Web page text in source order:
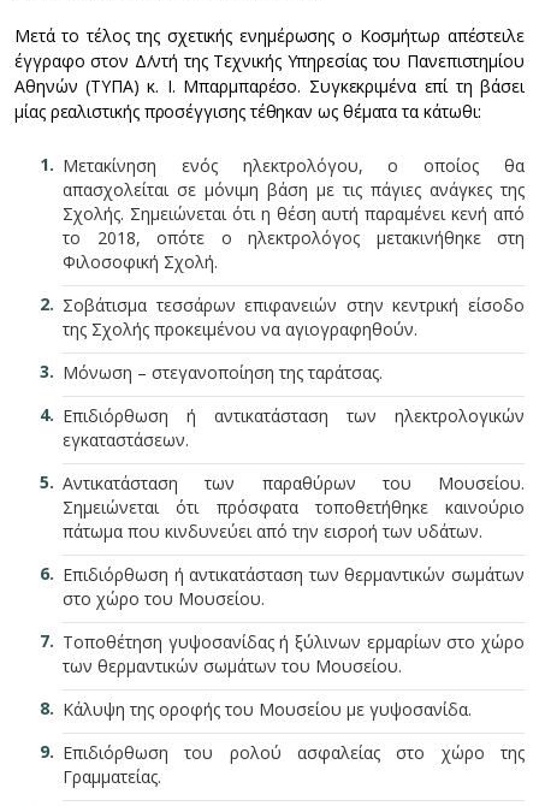
Μετά το τέλος της σχετικής ενημέρωσης ο Κοσμήτωρ απέστειλε
έγγραφο στον Δ/ντή της Τεχνικής Υπηρεσίας του Πανεπιστημίου
Αθηνών (ΤΥΠΑ) κ. Ι. Μπαρμπαρέσο. Συγκεκριμένα επί τη βάσει
μίας ρεαλιστικής προσέγγισης τέθηκαν ως θέματα τα κάτωθι:
Μετακίνηση ενός ηλεκτρολόγου, ο οποίος θα
απασχολείται σε μόνιμη βάση με τις πάγιες ανάγκες της
Σχολής. Σημειώνεται ότι η θέση αυτή παραμένει κενή από
το 2018, οπότε ο ηλεκτρολόγος μετακινήθηκε στη
Φιλοσοφική Σχολή.
Σοβάτισμα τεσσάρων επιφανειών στην κεντρική είσοδο
της Σχολής προκειμένου να αγιογραφηθούν.
Μόνωση – στεγανοποίηση της ταράτσας.
Επιδιόρθωση ή αντικατάσταση των ηλεκτρολογικών
εγκαταστάσεων.
Αντικατάσταση των παραθύρων του Μουσείου.
Σημειώνεται ότι πρόσφατα τοποθετήθηκε καινούριο
πάτωμα που κινδυνεύει από την εισροή των υδάτων.
Επιδιόρθωση ή αντικατάσταση των θερμαντικών σωμάτων
στο χώρο του Μουσείου.
Τοποθέτηση γυψοσανίδας ή ξύλινων ερμαρίων στο χώρο
των θερμαντικών σωμάτων του Μουσείου.
Κάλυψη της οροφής του Μουσείου με γυψοσανίδα.
Επιδιόρθωση του ρολού ασφαλείας στο χώρο της
Γραμματείας.